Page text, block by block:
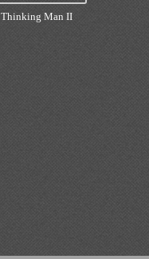
Thinking Man II